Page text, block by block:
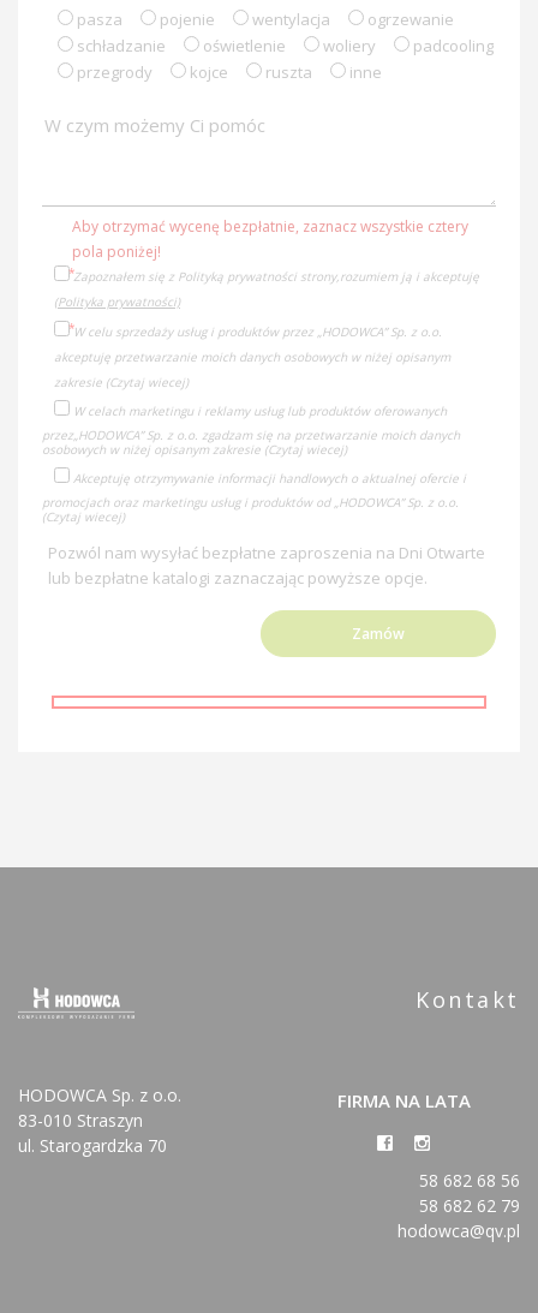
pasza pojenie wentylacja
ogrzewanie
schładzanie
oświetlenie woliery
padcooling
przegrody
kojce ruszta inne
Aby otrzymać wycenę bezpłatnie, zaznacz wszystkie cztery
pola poniżej!
Zapoznałem się z Polityką prywatności strony,rozumiem ją i akceptuję
(Polityka prywatności)
W celu sprzedaży usług i produktów przez „HODOWCA” Sp. z o.o.
akceptuję przetwarzanie moich danych osobowych w niżej opisanym
zakresie (Czytaj wiecej)
W celach marketingu i reklamy usług lub produktów oferowanych
przez„HODOWCA” Sp. z o.o. zgadzam się na przetwarzanie moich danych
osobowych w niżej opisanym zakresie (Czytaj wiecej)
Akceptuję otrzymywanie informacji handlowych o aktualnej ofercie i
promocjach oraz marketingu usług i produktów od „HODOWCA” Sp. z o.o.
(Czytaj wiecej)
Pozwól nam wysyłać bezpłatne zaproszenia na Dni Otwarte
lub bezpłatne katalogi zaznaczając powyższe opcje.
Kontakt
HODOWCA Sp. z o.o.
83-010 Straszyn
ul. Starogardzka 70
FIRMA NA LATA
58 682 68 56
58 682 62 79
hodowca@qv.pl